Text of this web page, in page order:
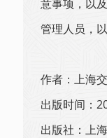
意事项，以
管理人员，
作者：上海
出版时间：
出版社：上